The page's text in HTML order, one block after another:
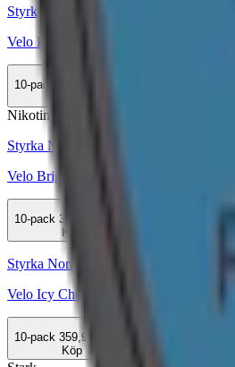
Styrka Stark · Slim
Velo Peppermint Storm
10-pack
Nikotinfri
Styrka Nikotinfri · Slim
Velo Bright Peppermint Zero
10-pack 369,90 kr
Köp
Styrka Normal · Slim
Velo Icy Cherry 3
10-pack 359,90 kr
Köp